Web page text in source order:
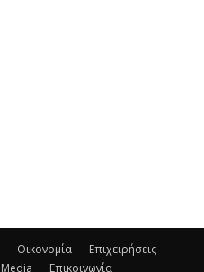
Οικονομία
Επιχειρήσεις
Media Επικοινωνία